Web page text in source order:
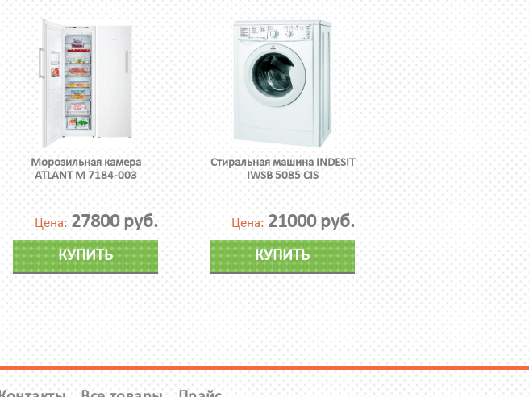
Морозильная камера
ATLANT М 7184-003
Цена: 27800 руб.
КУПИТЬ
Стиральная машина INDESIT
IWSB 5085 CIS
Цена: 21000 руб.
КУПИТЬ